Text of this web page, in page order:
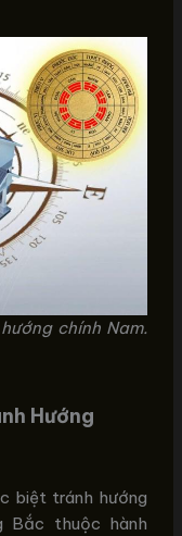
chính Nam.
Hướng
biệt tránh hướng
Bắc thuộc hành